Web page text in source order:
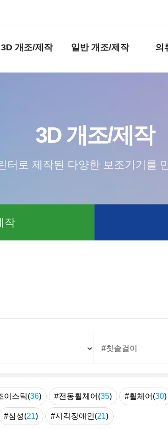
3D 개조/제작 일반 개조/제작 의
3D 개조/제작
터로 제작된 다양한 보조기기를
작
이스틱(36) #전동휠체어(35) #휠체어(30)
#삼성(21) #시각장애인(21)